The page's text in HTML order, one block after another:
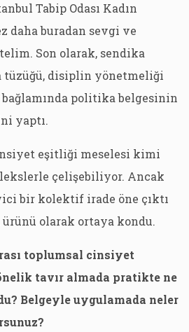
Tabip Odası Kadın
daha buradan sevgi ve
Son olarak, sendika
tüzüğü, disiplin yönetmeliği
politika belgesinin
yaptı.
eşitliği meselesi kimi
çelişebiliyor. Ancak
bir kolektif irade öne çıktı
olarak ortaya kondu.
toplumsal cinsiyet
tavır almada pratikte ne
Belgeyle uygulamada neler